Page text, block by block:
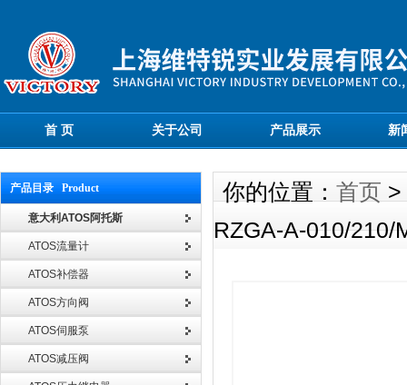
首 页 关于公司 产品展示 新
产品目录 Product
意大利ATOS阿托斯
ATOS流量计
ATOS补偿器
ATOS方向阀
ATOS伺服泵
ATOS减压阀
你的位置： 首页 >
RZGA-A-010/210/